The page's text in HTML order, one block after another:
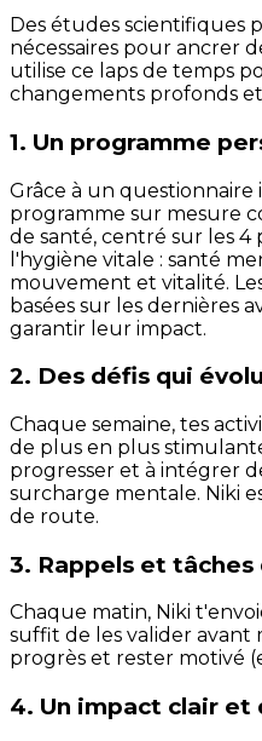
Des études scientifiques
nécessaires pour ancrer
utilise ce laps de temps
changements profonds
1. Un programme
Grâce à un questionnaire
programme sur mesure
de santé, centré sur les 4
l'hygiène vitale : santé
mouvement et vitalité.
basées sur les dernières
garantir leur impact.
2. Des défis qui
Chaque semaine, tes
de plus en plus
progresser et à intégrer
surcharge mentale. Niki
de route.
3. Rappels et
Chaque matin, Niki
suffit de les valider avant
progrès et rester motivé
4. Un impact clair et